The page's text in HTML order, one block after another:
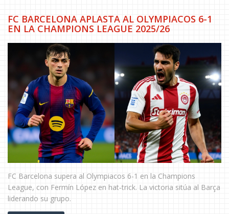
FC BARCELONA APLASTA AL OLYMPIACOS 6-1
EN LA CHAMPIONS LEAGUE 2025/26
FC Barcelona supera al Olympiacos 6-1 en la Champions
League, con Fermín López en hat‑trick. La victoria sitúa al Barça
liderando su grupo.